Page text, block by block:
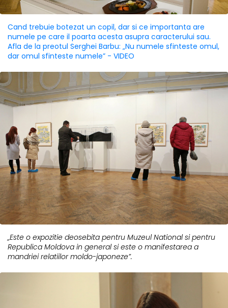
Cand trebuie botezat un copil, dar si ce importanta are
numele pe care il poarta acesta asupra caracterului sau.
Afla de la preotul Serghei Barbu: „Nu numele sfinteste omul,
dar omul sfinteste numele” - VIDEO
„Este o expozitie deosebita pentru Muzeul National si pentru
Republica Moldova in general si este o manifestarea a
mandriei relatiilor moldo-japoneze”.